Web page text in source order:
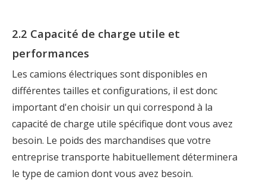
2.2 Capacité de charge utile et
performances
Les camions électriques sont disponibles en
différentes tailles et configurations, il est donc
important d'en choisir un qui correspond à la
capacité de charge utile spécifique dont vous avez
besoin. Le poids des marchandises que votre
entreprise transporte habituellement déterminera
le type de camion dont vous avez besoin.